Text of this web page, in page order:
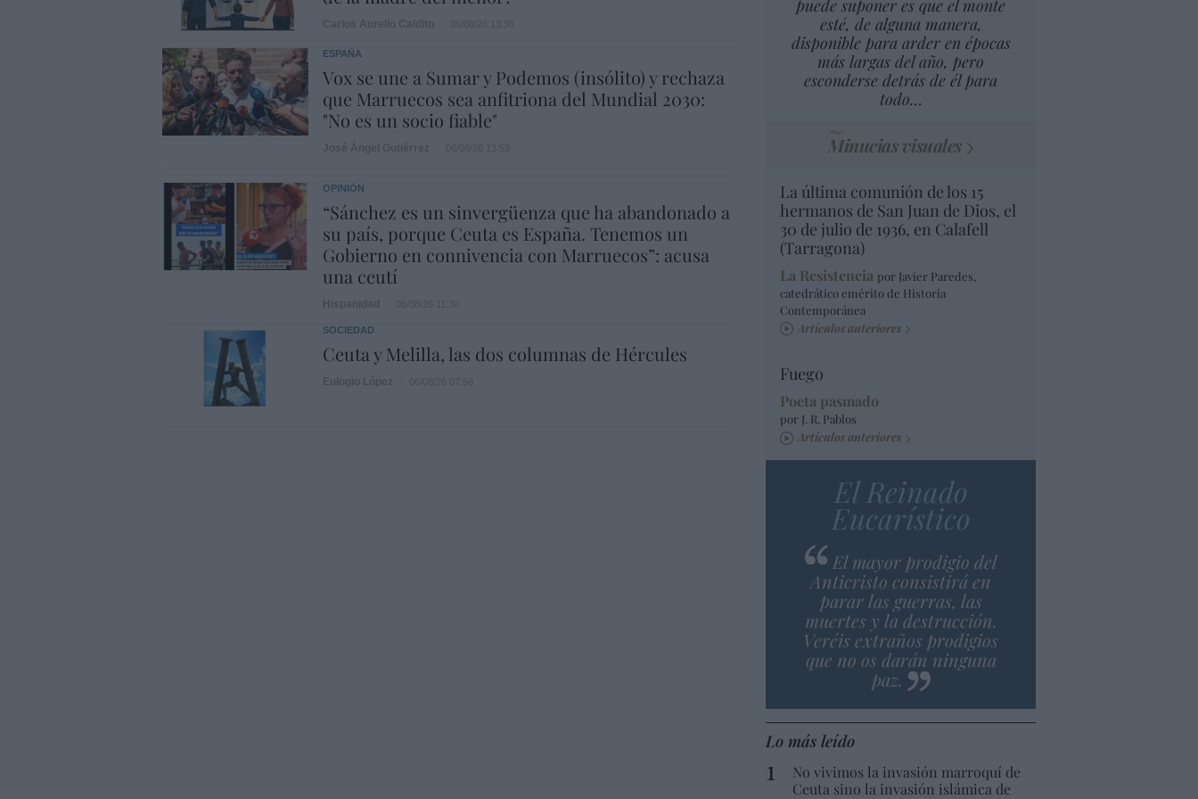
ESPAÑA
Vox se une a Sumar y Podemos (insólito) y rechaza
que Marruecos sea anfitriona del Mundial 2030:
"No es un socio fiable"
OPINIÓN
“Sánchez es un sinvergüenza que ha abandonado a
su país, porque Ceuta es España. Tenemos un
Gobierno en connivencia con Marruecos”: acusa
una ceutí
SOCIEDAD
Ceuta y Melilla, las dos columnas de Hércules
puede suponer es que el monte
esté, de alguna manera,
disponible para arder en épocas
más largas del año, pero
esconderse detrás de él para
todo…
Minucias visuales
La última comunión de los 15
hermanos de San Juan de Dios, el
30 de julio de 1936, en Calafell
(Tarragona)
La Resistencia por Javier Paredes,
catedrático emérito de Historia
Contemporánea
Artículos anteriores
Fuego
Poeta pasmado
por J. R. Pablos
Artículos anteriores
El Reinado
Eucarístico
El mayor prodigio del
Anticristo consistirá en
parar las guerras, las
muertes y la destrucción.
Veréis extraños prodigios
que no os darán ninguna
paz.
Lo más leído
No vivimos la invasión marroquí de
Ceuta sino la invasión islámica de